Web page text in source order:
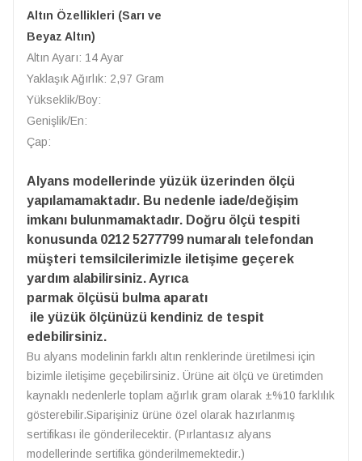
Altın Özellikleri (Sarı ve
Beyaz Altın)
Altın Ayarı: 14 Ayar
Yaklaşık Ağırlık: 2,97 Gram
Yükseklik/Boy:
Genişlik/En:
Çap:
Alyans modellerinde yüzük üzerinden ölçü
yapılamamaktadır. Bu nedenle iade/değişim
imkanı bulunmamaktadır. Doğru ölçü tespiti
konusunda 0212 5277799 numaralı telefondan
müşteri temsilcilerimizle iletişime geçerek
yardım alabilirsiniz. Ayrıca
parmak ölçüsü bulma aparatı
ile yüzük ölçünüzü kendiniz de tespit
edebilirsiniz.
Bu alyans modelinin farklı altın renklerinde üretilmesi için
bizimle iletişime geçebilirsiniz. Ürüne ait ölçü ve üretimden
kaynaklı nedenlerle toplam ağırlık gram olarak ±%10 farklılık
gösterebilir.Siparişiniz ürüne özel olarak hazırlanmış
sertifikası ile gönderilecektir. (Pırlantasız alyans
modellerinde sertifika gönderilmemektedir.)